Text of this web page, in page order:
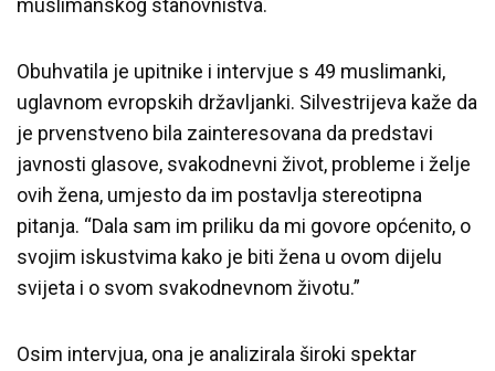
Obuhvatila je upitnike i intervjue s 49 muslimanki,
uglavnom evropskih državljanki. Silvestrijeva kaže da
je prvenstveno bila zainteresovana da predstavi
javnosti glasove, svakodnevni život, probleme i želje
ovih žena, umjesto da im postavlja stereotipna
pitanja. “Dala sam im priliku da mi govore općenito, o
svojim iskustvima kako je biti žena u ovom dijelu
svijeta i o svom svakodnevnom životu.”
Osim intervjua, ona je analizirala široki spektar